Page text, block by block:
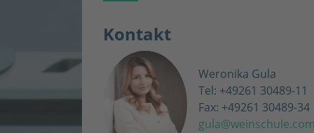
Kontakt
Weronika Gula
Tel: +49261 30489-11
Fax: +49261 30489-34